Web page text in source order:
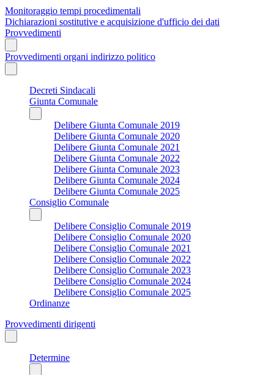
Monitoraggio tempi procedimentali
Dichiarazioni sostitutive e acquisizione d'ufficio dei dati
Provvedimenti
Provvedimenti organi indirizzo politico
Decreti Sindacali
Giunta Comunale
Delibere Giunta Comunale 2019
Delibere Giunta Comunale 2020
Delibere Giunta Comunale 2021
Delibere Giunta Comunale 2022
Delibere Giunta Comunale 2023
Delibere Giunta Comunale 2024
Delibere Giunta Comunale 2025
Consiglio Comunale
Delibere Consiglio Comunale 2019
Delibere Consiglio Comunale 2020
Delibere Consiglio Comunale 2021
Delibere Consiglio Comunale 2022
Delibere Consiglio Comunale 2023
Delibere Consiglio Comunale 2024
Delibere Consiglio Comunale 2025
Ordinanze
Provvedimenti dirigenti
Determine